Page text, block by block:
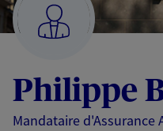
Philippe
Mandataire d'Assurance